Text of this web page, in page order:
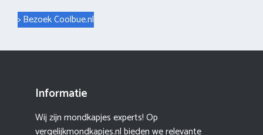
> Bezoek Coolbue.nl
Informatie
Wij zijn mondkapjes experts! Op
vergelijkmondkapjes.nl bieden we relevante